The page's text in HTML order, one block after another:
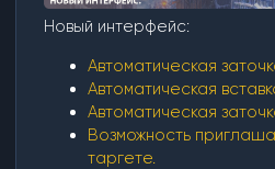
Новый интерфейс:
Автоматическая
Автоматическая
Автоматическая
Возможность
таргете.